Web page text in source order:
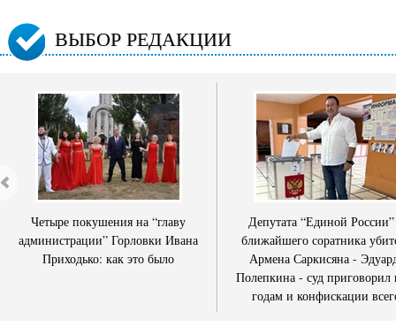
ВЫБОР РЕДАКЦИИ
Четыре покушения на “главу
администрации” Горловки Ивана
Приходько: как это было
Депутата “Единой
ближайшего соратника
Армена Саркисяна -
Полепкина - суд приговорил
годам и конфискации